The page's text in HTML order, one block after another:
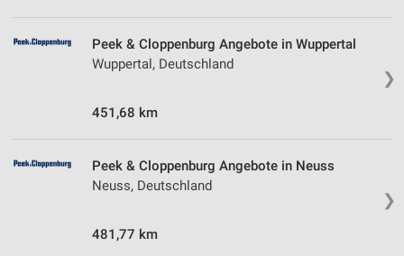
❯
Peek & Cloppenburg Angebote in Wuppertal
Wuppertal, Deutschland
451,68 km
❯
Peek & Cloppenburg Angebote in Neuss
Neuss, Deutschland
481,77 km